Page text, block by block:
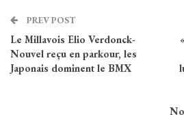
PREV POST
Le Millavois Elio Verdonck-
Nouvel reçu en parkour, les
Japonais dominent le BMX